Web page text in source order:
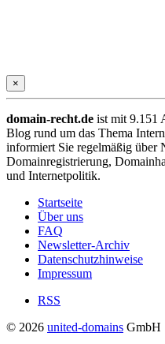
×
domain-recht.de ist mit 9.151
Blog rund um das Thema
informiert Sie regelmäßig über
Domainregistrierung,
und Internetpolitik.
Startseite
Über uns
FAQ
Newsletter-Archiv
Datenschutzhinweise
Impressum
RSS
© 2026 united-domains GmbH